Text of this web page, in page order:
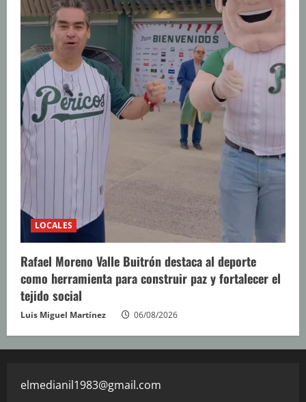
LOCALES
Rafael Moreno Valle Buitrón destaca al deporte
como herramienta para construir paz y fortalecer el
tejido social
Luis Miguel Martínez 06/08/2026
elmedianil1983@gmail.com